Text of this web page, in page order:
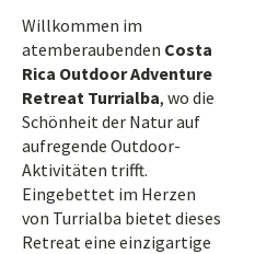
Willkommen im
atemberaubenden Costa
Rica Outdoor Adventure
Retreat Turrialba, wo die
Schönheit der Natur auf
aufregende Outdoor-
Aktivitäten trifft.
Eingebettet im Herzen
von Turrialba bietet dieses
Retreat eine einzigartige